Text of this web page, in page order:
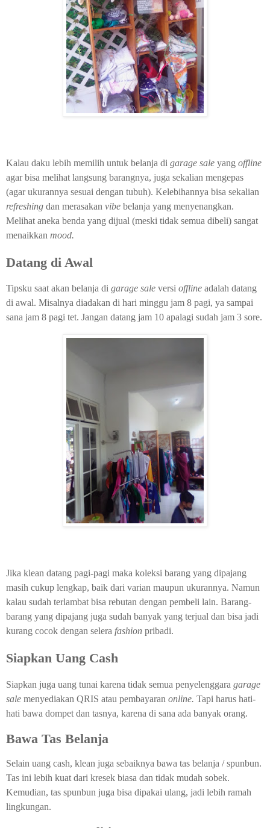
Kalau daku lebih memilih untuk belanja di garage sale yang offline
agar bisa melihat langsung barangnya, juga sekalian mengepas
(agar ukurannya sesuai dengan tubuh). Kelebihannya bisa sekalian
refreshing dan merasakan vibe belanja yang menyenangkan.
Melihat aneka benda yang dijual (meski tidak semua dibeli) sangat
menaikkan mood.
Datang di Awal
Tipsku saat akan belanja di garage sale versi offline adalah datang
di awal. Misalnya diadakan di hari minggu jam 8 pagi, ya sampai
sana jam 8 pagi tet. Jangan datang jam 10 apalagi sudah jam 3 sore.
Jika klean datang pagi-pagi maka koleksi barang yang dipajang
masih cukup lengkap, baik dari varian maupun ukurannya. Namun
kalau sudah terlambat bisa rebutan dengan pembeli lain. Barang-
barang yang dipajang juga sudah banyak yang terjual dan bisa jadi
kurang cocok dengan selera fashion pribadi.
Siapkan Uang Cash
Siapkan juga uang tunai karena tidak semua penyelenggara garage
sale menyediakan QRIS atau pembayaran online. Tapi harus hati-
hati bawa dompet dan tasnya, karena di sana ada banyak orang.
Bawa Tas Belanja
Selain uang cash, klean juga sebaiknya bawa tas belanja / spunbun.
Tas ini lebih kuat dari kresek biasa dan tidak mudah sobek.
Kemudian, tas spunbun juga bisa dipakai ulang, jadi lebih ramah
lingkungan.